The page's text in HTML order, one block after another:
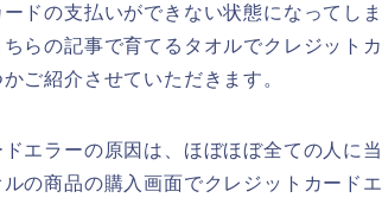
ドの支払いができない状態になってしま
らの記事で育てるタオルでクレジットカ
ご紹介させていただきます。
エラーの原因は、ほぼほぼ全ての人に当
の商品の購入画面でクレジットカードエ